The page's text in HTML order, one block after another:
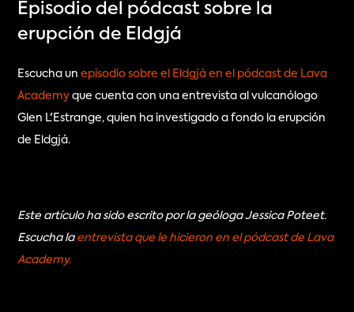
Episodio del pódcast sobre la
erupción de Eldgjá
Escucha un episodio sobre el Eldgjá en el pódcast de Lava
Academy que cuenta con una entrevista al vulcanólogo
Glen L'Estrange, quien ha investigado a fondo la erupción
de Eldgjá.
Este artículo ha sido escrito por la geóloga Jessica Poteet.
Escucha la entrevista que le hicieron en el pódcast de Lava
Academy.